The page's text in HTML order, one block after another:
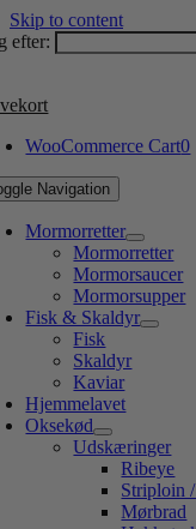
Skip to content
efter:
WooCommerce Cart0
Navigation
Mormorretter
Mormorretter
Mormorsaucer
Mormorsupper
Fisk & Skaldyr
Fisk
Skaldyr
Kaviar
Hjemmelavet
Oksekød
Udskæringer
Ribeye
Striploin
Mørbrad